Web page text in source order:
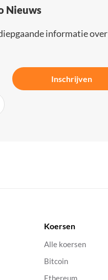
Nieuws
informatie over
Inschrijven
Koersen
Alle koersen
Bitcoin
Ethereum